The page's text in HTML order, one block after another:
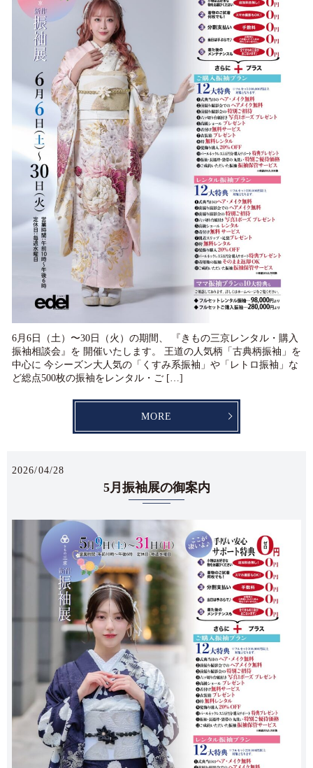
6月6日（土）〜30日（火）の期間、 『きもの三京レンタル・購入
振袖相談会』を 開催いたします。 王道の人気柄「古典柄振袖」を
中心に 今シーズン大人気の「くすみ系振袖」や「レトロ振袖」な
ど総点500枚の振袖をレンタル・ご […]
MORE
2026/04/28
5月振袖展の御案内